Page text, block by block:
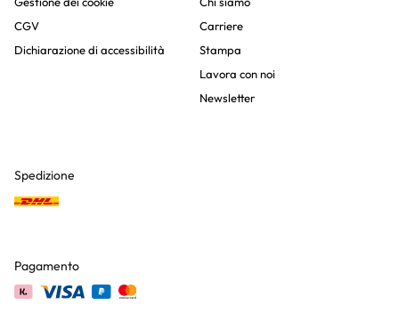
CGV
Dichiarazione di accessibilità
Carriere
Stampa
Lavora con noi
Newsletter
Spedizione
Pagamento